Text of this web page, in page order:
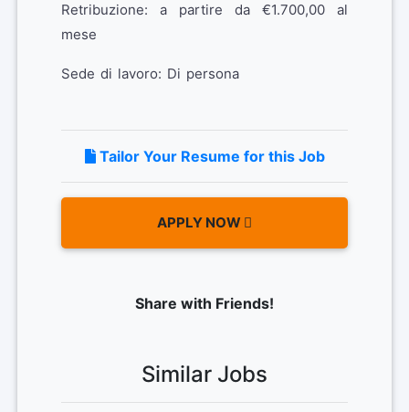
Retribuzione: a partire da €1.700,00 al
mese
Sede di lavoro: Di persona
Tailor Your Resume for this Job
APPLY NOW
Share with Friends!
Similar Jobs